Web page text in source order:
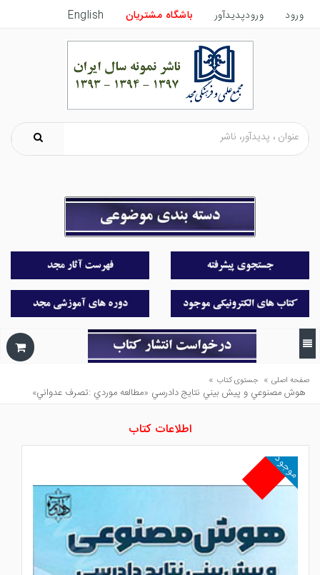
ورود ورودپدیدآور باشگاه مشتریان English
صفحه اصلی » جستوی کتاب »
هوش مصنوعي و پيش بيني نتايج دادرسي «مطالعه موردي :تصرف عدواني»
اطلاعات کتاب
موجود